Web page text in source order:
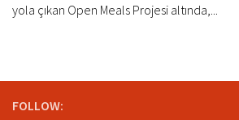
yola çıkan Open Meals Projesi altında,...
FOLLOW: